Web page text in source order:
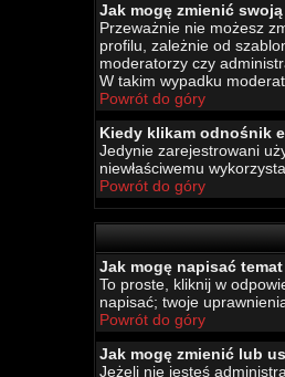
Jak mogę zmienić
Przeważnie nie możesz
profilu, zależnie od
moderatorzy czy
W takim wypadku
Powrót do góry
Kiedy klikam odnośnik
Jedynie zarejestrowani
niewłaściwemu
Powrót do góry
Jak mogę napisać
To proste, kliknij w
napisać; twoje
Powrót do góry
Jak mogę zmienić lub
Jeżeli nie jesteś